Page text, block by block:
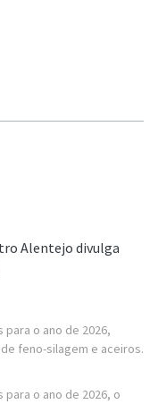
Alentejo divulga
o ano de 2026,
feno-silagem e aceiros.
o ano de 2026, o